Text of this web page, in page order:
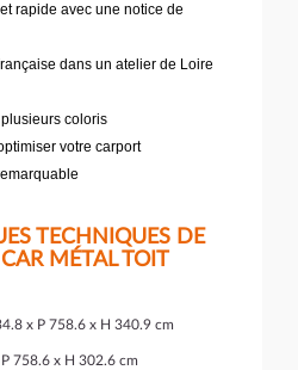
rapide avec une notice de
dans un atelier de Loire
coloris
votre carport
TECHNIQUES DE
MÉTAL TOIT
x P 758.6 x H 340.9 cm
P 758.6 x H 302.6 cm